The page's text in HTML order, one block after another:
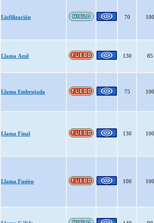
Liofilización 70 100
Llama Azul 130 85
Llama Embrujada 75 100
Llama Final 130 100
Llama Fusión 100 100